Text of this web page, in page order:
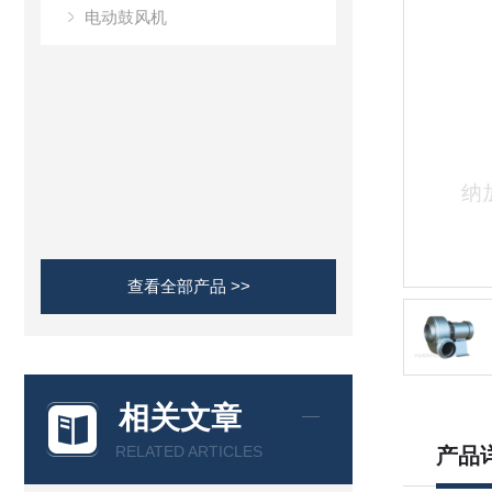
电动鼓风机
查看全部产品 >>
相关文章
RELATED ARTICLES 产品